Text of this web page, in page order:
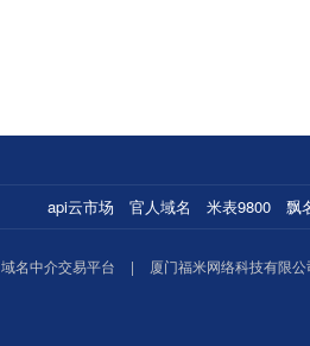
api云市场 官人域名 米表9800 飘
域名中介交易平台 | 厦门福米网络科技有限